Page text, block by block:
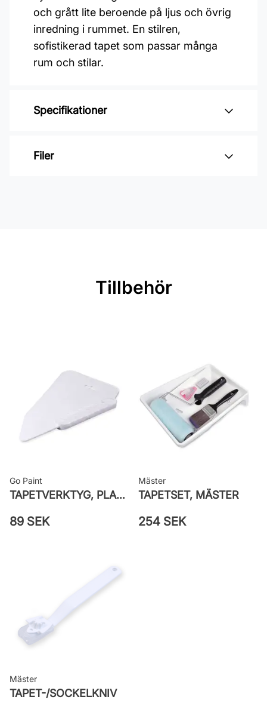
och grått lite beroende på ljus och övrig
inredning i rummet. En stilren,
sofistikerad tapet som passar många
rum och stilar.
Specifikationer
Varumärke: Boråstapeter
Rullängd: 11,2 m
väggen
Leverantörens artikelnummer:
Filer
Tillbehör
Go Paint
TAPETVERKTYG, PLAST GO PAINT
89 SEK
Mäster
TAPETSET, MÄSTER
254 SEK
Mäster
TAPET-/SOCKELKNIV